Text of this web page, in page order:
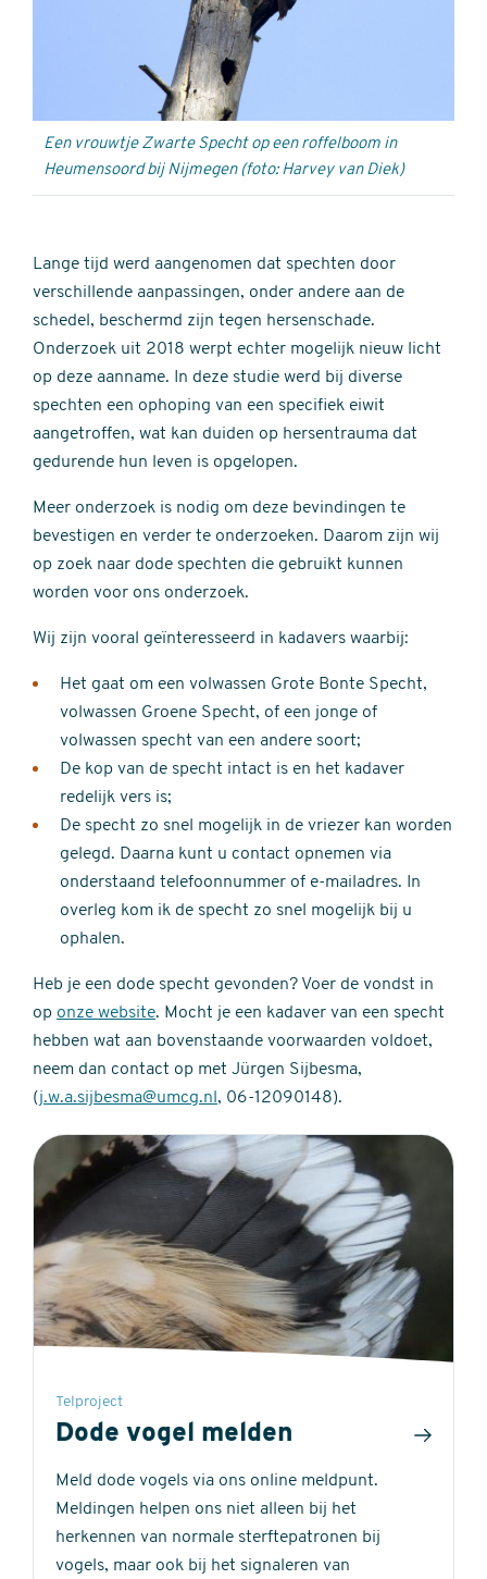
Een vrouwtje Zwarte Specht op een roffelboom in
Heumensoord bij Nijmegen (foto: Harvey van Diek)
Lange tijd werd aangenomen dat spechten door
verschillende aanpassingen, onder andere aan de
schedel, beschermd zijn tegen hersenschade.
Onderzoek uit 2018 werpt echter mogelijk nieuw licht
op deze aanname. In deze studie werd bij diverse
spechten een ophoping van een specifiek eiwit
aangetroffen, wat kan duiden op hersentrauma dat
gedurende hun leven is opgelopen.
Meer onderzoek is nodig om deze bevindingen te
bevestigen en verder te onderzoeken. Daarom zijn wij
op zoek naar dode spechten die gebruikt kunnen
worden voor ons onderzoek.
Wij zijn vooral geïnteresseerd in kadavers waarbij:
Het gaat om een volwassen Grote Bonte Specht,
volwassen Groene Specht, of een jonge of
volwassen specht van een andere soort;
De kop van de specht intact is en het kadaver
redelijk vers is;
De specht zo snel mogelijk in de vriezer kan worden
gelegd. Daarna kunt u contact opnemen via
onderstaand telefoonnummer of e-mailadres. In
overleg kom ik de specht zo snel mogelijk bij u
ophalen.
Heb je een dode specht gevonden? Voer de vondst in
op onze website. Mocht je een kadaver van een specht
hebben wat aan bovenstaande voorwaarden voldoet,
neem dan contact op met Jürgen Sijbesma,
(j.w.a.sijbesma@umcg.nl, 06-12090148).
Telproject
Dode vogel melden
Meld dode vogels via ons online meldpunt.
Meldingen helpen ons niet alleen bij het
herkennen van normale sterftepatronen bij
vogels, maar ook bij het signaleren van